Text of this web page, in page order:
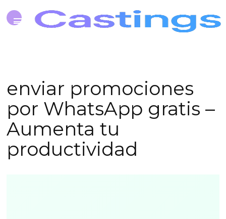
enviar promociones
por WhatsApp gratis –
Aumenta tu
productividad